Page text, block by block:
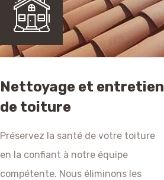
Nettoyage et entretien
de toiture
Préservez la santé de votre toiture
en la confiant à notre équipe
compétente. Nous éliminons les